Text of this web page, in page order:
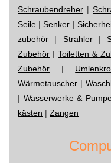
Schraubendreher |
Seile |Senker |
zubehör | Strahler|
Zubehör | Toiletten &
Zubehör |
Wärmetauscher |
| Wasserwerke &
kästen | Zangen